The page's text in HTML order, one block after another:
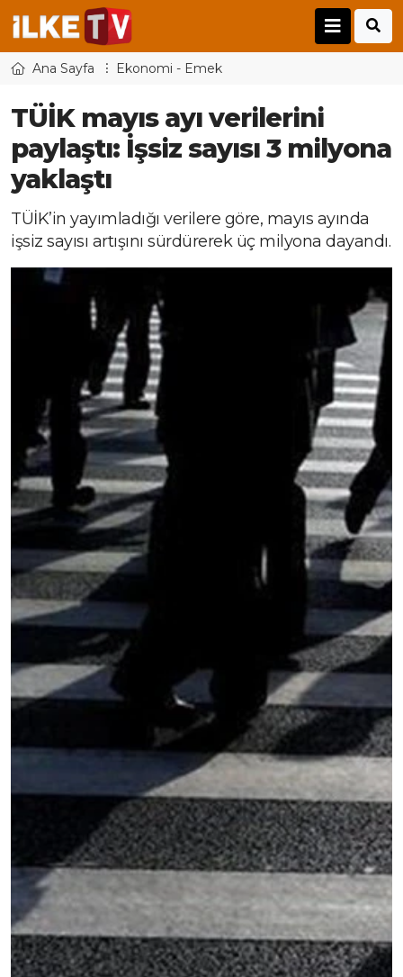
Ana Sayfa Ekonomi - Emek
TÜİK mayıs ayı verilerini
paylaştı: İşsiz sayısı 3 milyona
yaklaştı
TÜİK’in yayımladığı verilere göre, mayıs ayında
işsiz sayısı artışını sürdürerek üç milyona dayandı.